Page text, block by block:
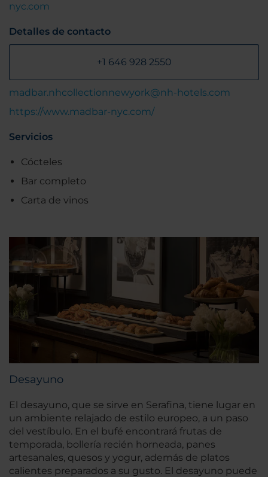
nyc.com
Detalles de contacto
+1 646 928 2550
madbar.nhcollectionnewyork@nh-hotels.com
https://www.madbar-nyc.com/
Servicios
Cócteles
Bar completo
Carta de vinos
Desayuno
El desayuno, que se sirve en Serafina, tiene lugar en
un ambiente relajado de estilo europeo, a un paso
del vestíbulo. En el bufé encontrará frutas de
temporada, bollería recién horneada, panes
artesanales, quesos y yogur, además de platos
calientes preparados a su gusto. El desayuno puede